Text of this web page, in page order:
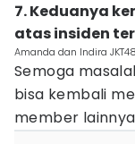
7. Keduanya
atas insiden
Amanda dan Indira
Semoga
bisa kembali
member